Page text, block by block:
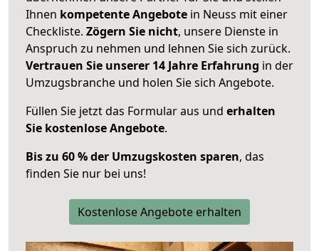
Ihnen kompetente Angebote in Neuss mit einer
Checkliste. Zögern Sie nicht, unsere Dienste in
Anspruch zu nehmen und lehnen Sie sich zurück.
Vertrauen Sie unserer 14 Jahre Erfahrung in der
Umzugsbranche und holen Sie sich Angebote.
Füllen Sie jetzt das Formular aus und erhalten
Sie kostenlose Angebote.
Bis zu 60 % der Umzugskosten sparen, das
finden Sie nur bei uns!
Kostenlose Angebote erhalten